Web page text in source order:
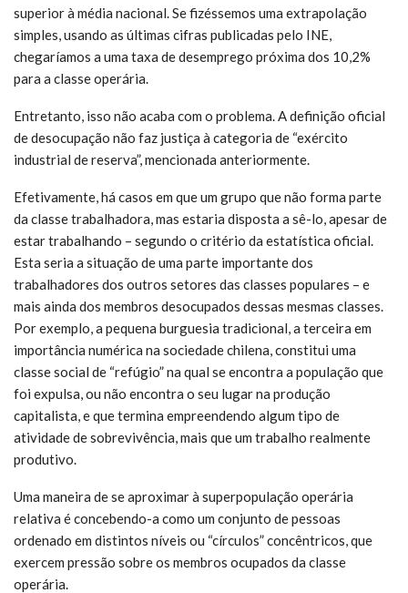
superior à média nacional. Se fizéssemos uma extrapolação
simples, usando as últimas cifras publicadas pelo INE,
chegaríamos a uma taxa de desemprego próxima dos 10,2%
para a classe operária.
Entretanto, isso não acaba com o problema. A definição oficial
de desocupação não faz justiça à categoria de “exército
industrial de reserva”, mencionada anteriormente.
Efetivamente, há casos em que um grupo que não forma parte
da classe trabalhadora, mas estaria disposta a sê-lo, apesar de
estar trabalhando – segundo o critério da estatística oficial.
Esta seria a situação de uma parte importante dos
trabalhadores dos outros setores das classes populares – e
mais ainda dos membros desocupados dessas mesmas classes.
Por exemplo, a pequena burguesia tradicional, a terceira em
importância numérica na sociedade chilena, constitui uma
classe social de “refúgio” na qual se encontra a população que
foi expulsa, ou não encontra o seu lugar na produção
capitalista, e que termina empreendendo algum tipo de
atividade de sobrevivência, mais que um trabalho realmente
produtivo.
Uma maneira de se aproximar à superpopulação operária
relativa é concebendo-a como um conjunto de pessoas
ordenado em distintos níveis ou “círculos” concêntricos, que
exercem pressão sobre os membros ocupados da classe
operária.